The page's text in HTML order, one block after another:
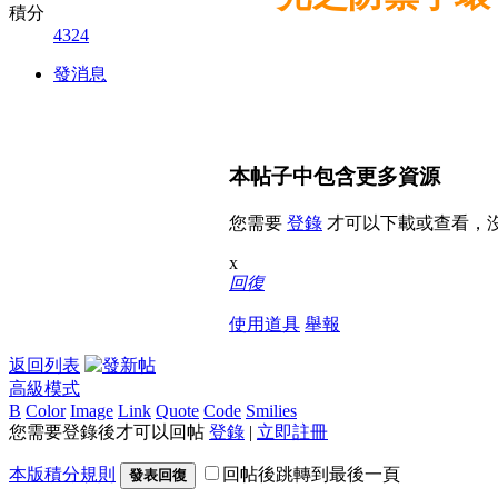
積分
4324
發消息
本帖子中包含更多資源
您需要 登錄 才可以下載或查看，
x
回復
使用道具 舉報
返回列表
高級模式
B Color Image Link Quote Code Smilies
您需要登錄後才可以回帖 登錄 | 立即註冊
本版積分規則 發表回復 回帖後跳轉到最後一頁